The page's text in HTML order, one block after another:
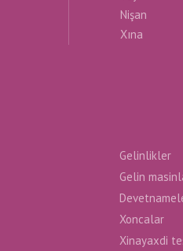
Nişan
Xına
Gelinlikler
Gelin
Xoncalar
Xinayaxdi